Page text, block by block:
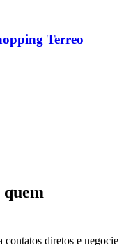
Terreo
contatos diretos e negocie